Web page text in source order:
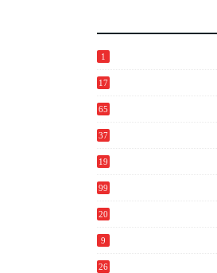
1
17
65
37
19
99
20
9
26